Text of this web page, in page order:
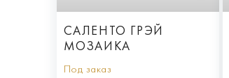
САЛЕНТО ГРЭЙ
МОЗАИКА
Под заказ